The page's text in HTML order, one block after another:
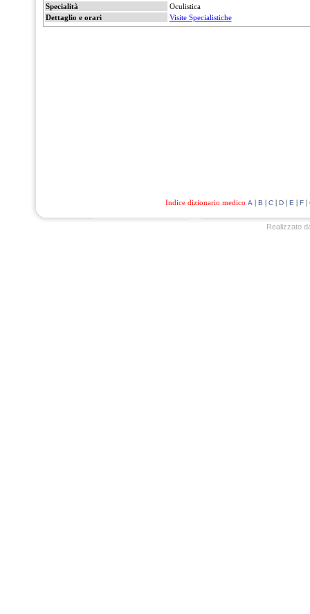
Specialità
Oculistica
Dettaglio e orari
Visite Specialistiche
Indice dizionario medico A | B | C| D| E | F|
Realizzato